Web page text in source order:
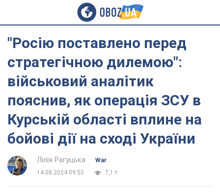
"Росію поставлено перед
стратегічною дилемою":
військовий аналітик
пояснив, як операція ЗСУ в
Курській області вплине на
бойові дії на сході України
Лілія Рагуцька
War
14.08.2024 09:55
7,1 т.